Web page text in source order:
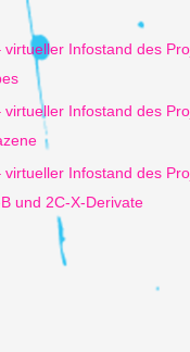
virtueller Infostand des
virtueller Infostand des
virtueller Infostand des
und 2C-X-Derivate